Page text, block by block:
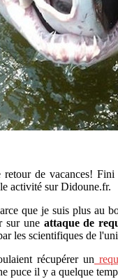
de vacances! Fini
activité sur Didoune.fr.
que je suis plus au
sur uneattaque de
les scientifiques de
récupérer un
puce il y a quelque